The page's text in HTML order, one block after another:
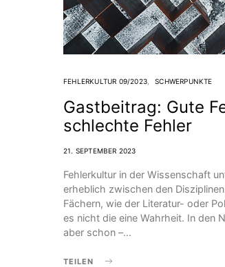
FEHLERKULTUR 09/2023 SCHWERPUNKTE
Gastbeitrag: Gute
schlechte Fehler
21. SEPTEMBER 2023
Fehlerkultur in der Wissenschaft
erheblich zwischen den
Fächern, wie der Literatur- oder
es nicht die eine Wahrheit. In den
aber schon –…
TEILEN